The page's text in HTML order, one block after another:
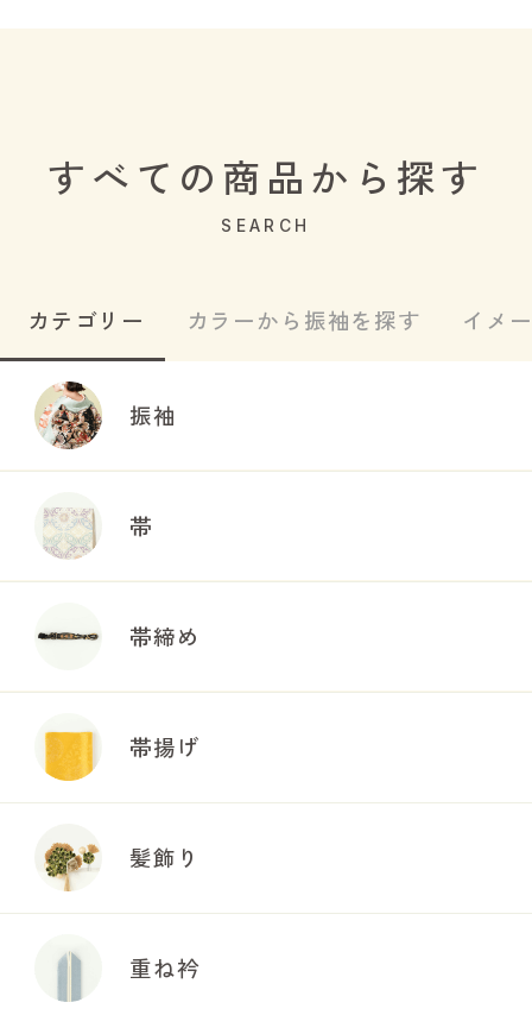
すべての商品から探す
SEARCH
カテゴリー カラーから振袖を探す イメ
振袖
帯
帯締め
帯揚げ
髪飾り
重ね衿